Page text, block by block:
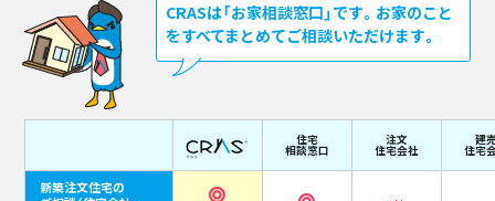
CRASは「お家相談窓口」です。お家のこと
をすべてまとめてご相談いただけます。
住宅
相談窓口
注文
住宅会社
建
住宅
新築注文住宅の